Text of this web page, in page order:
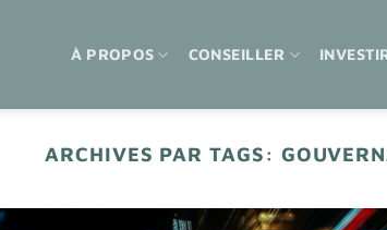
À PROPOS CONSEILLER
ARCHIVES PAR TAGS: